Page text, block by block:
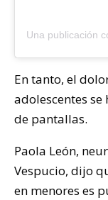
En tanto, el
adolescentes
de pantallas.
Paola León,
Vespucio, dijo
en menores es